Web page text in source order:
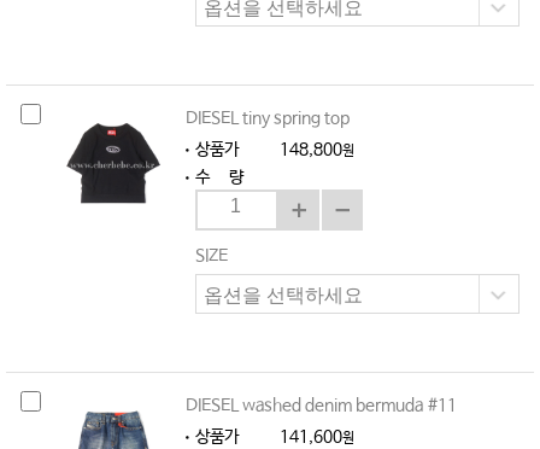
DIESEL tiny spring top
상품가
148,800원
수 량
SIZE
DIESEL washed denim bermuda #11
상품가
141,600원